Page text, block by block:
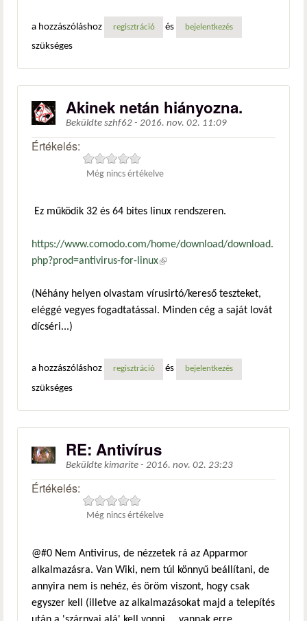
a hozzászóláshoz
regisztráció és bejelentkezés
szükséges
Akinek netán hiányozna.
Beküldte szhf62 - 2016. nov. 02. 11:09
Értékelés:
Még nincs értékelve
Ez működik 32 és 64 bites linux rendszeren.
https://www.comodo.com/home/download/download.
php?prod=antivirus-for-linux(külső hivatkozás)
(Néhány helyen olvastam vírusirtó/kereső teszteket,
eléggé vegyes fogadtatással. Minden cég a saját lovát
dícséri...)
a hozzászóláshoz regisztráció és bejelentkezés
szükséges
RE: Antivírus
Beküldte kimarite - 2016. nov. 02. 23:23
Értékelés:
Még nincs értékelve
@#0 Nem Antivirus, de nézzetek rá az Apparmor
alkalmazásra. Van Wiki, nem túl könnyű beállítani, de
annyira nem is nehéz, és öröm viszont, hogy csak
egyszer kell (illetve az alkalmazásokat majd a telepítés